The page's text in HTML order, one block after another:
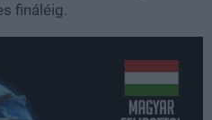
fináléig.